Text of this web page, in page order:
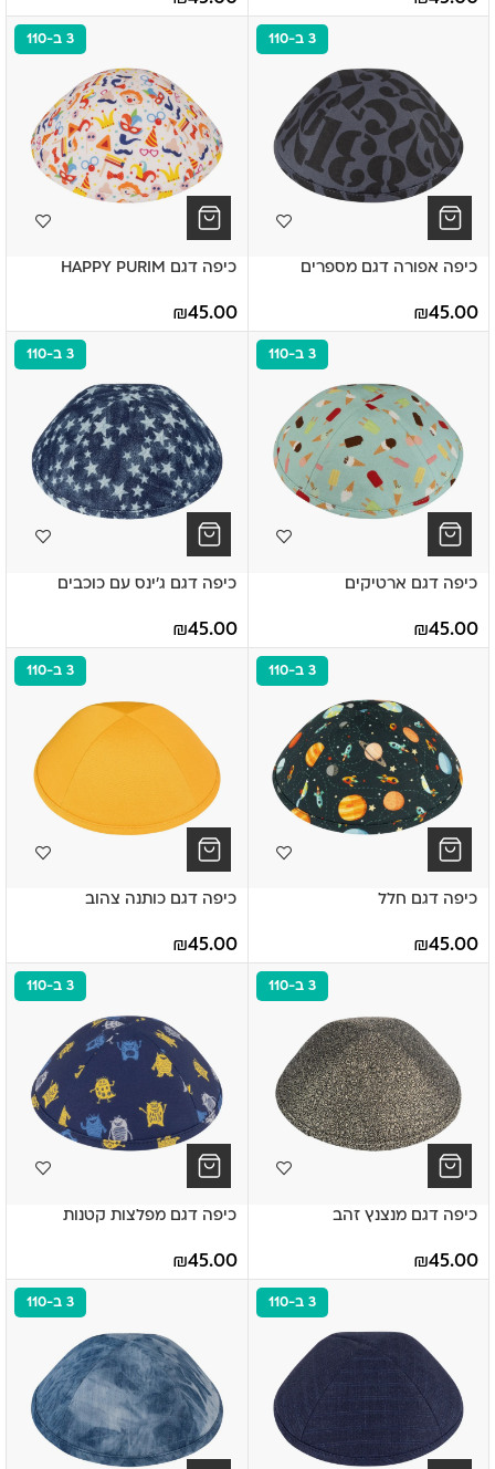
3 ב-110
כיפה אפורה דגם מספרים
45.00
₪
3 ב-110
כיפה דגם HAPPY PURIM
45.00
₪
3 ב-110
כיפה דגם ארטיקים
45.00
₪
3 ב-110
כיפה דגם ג'ינס עם כוכבים
45.00
₪
3 ב-110
כיפה דגם חלל
45.00
₪
3 ב-110
כיפה דגם כותנה צהוב
45.00
₪
3 ב-110
כיפה דגם מנצנץ זהב
45.00
₪
3 ב-110
כיפה דגם מפלצות קטנות
45.00
₪
3 ב-110 3 ב-110